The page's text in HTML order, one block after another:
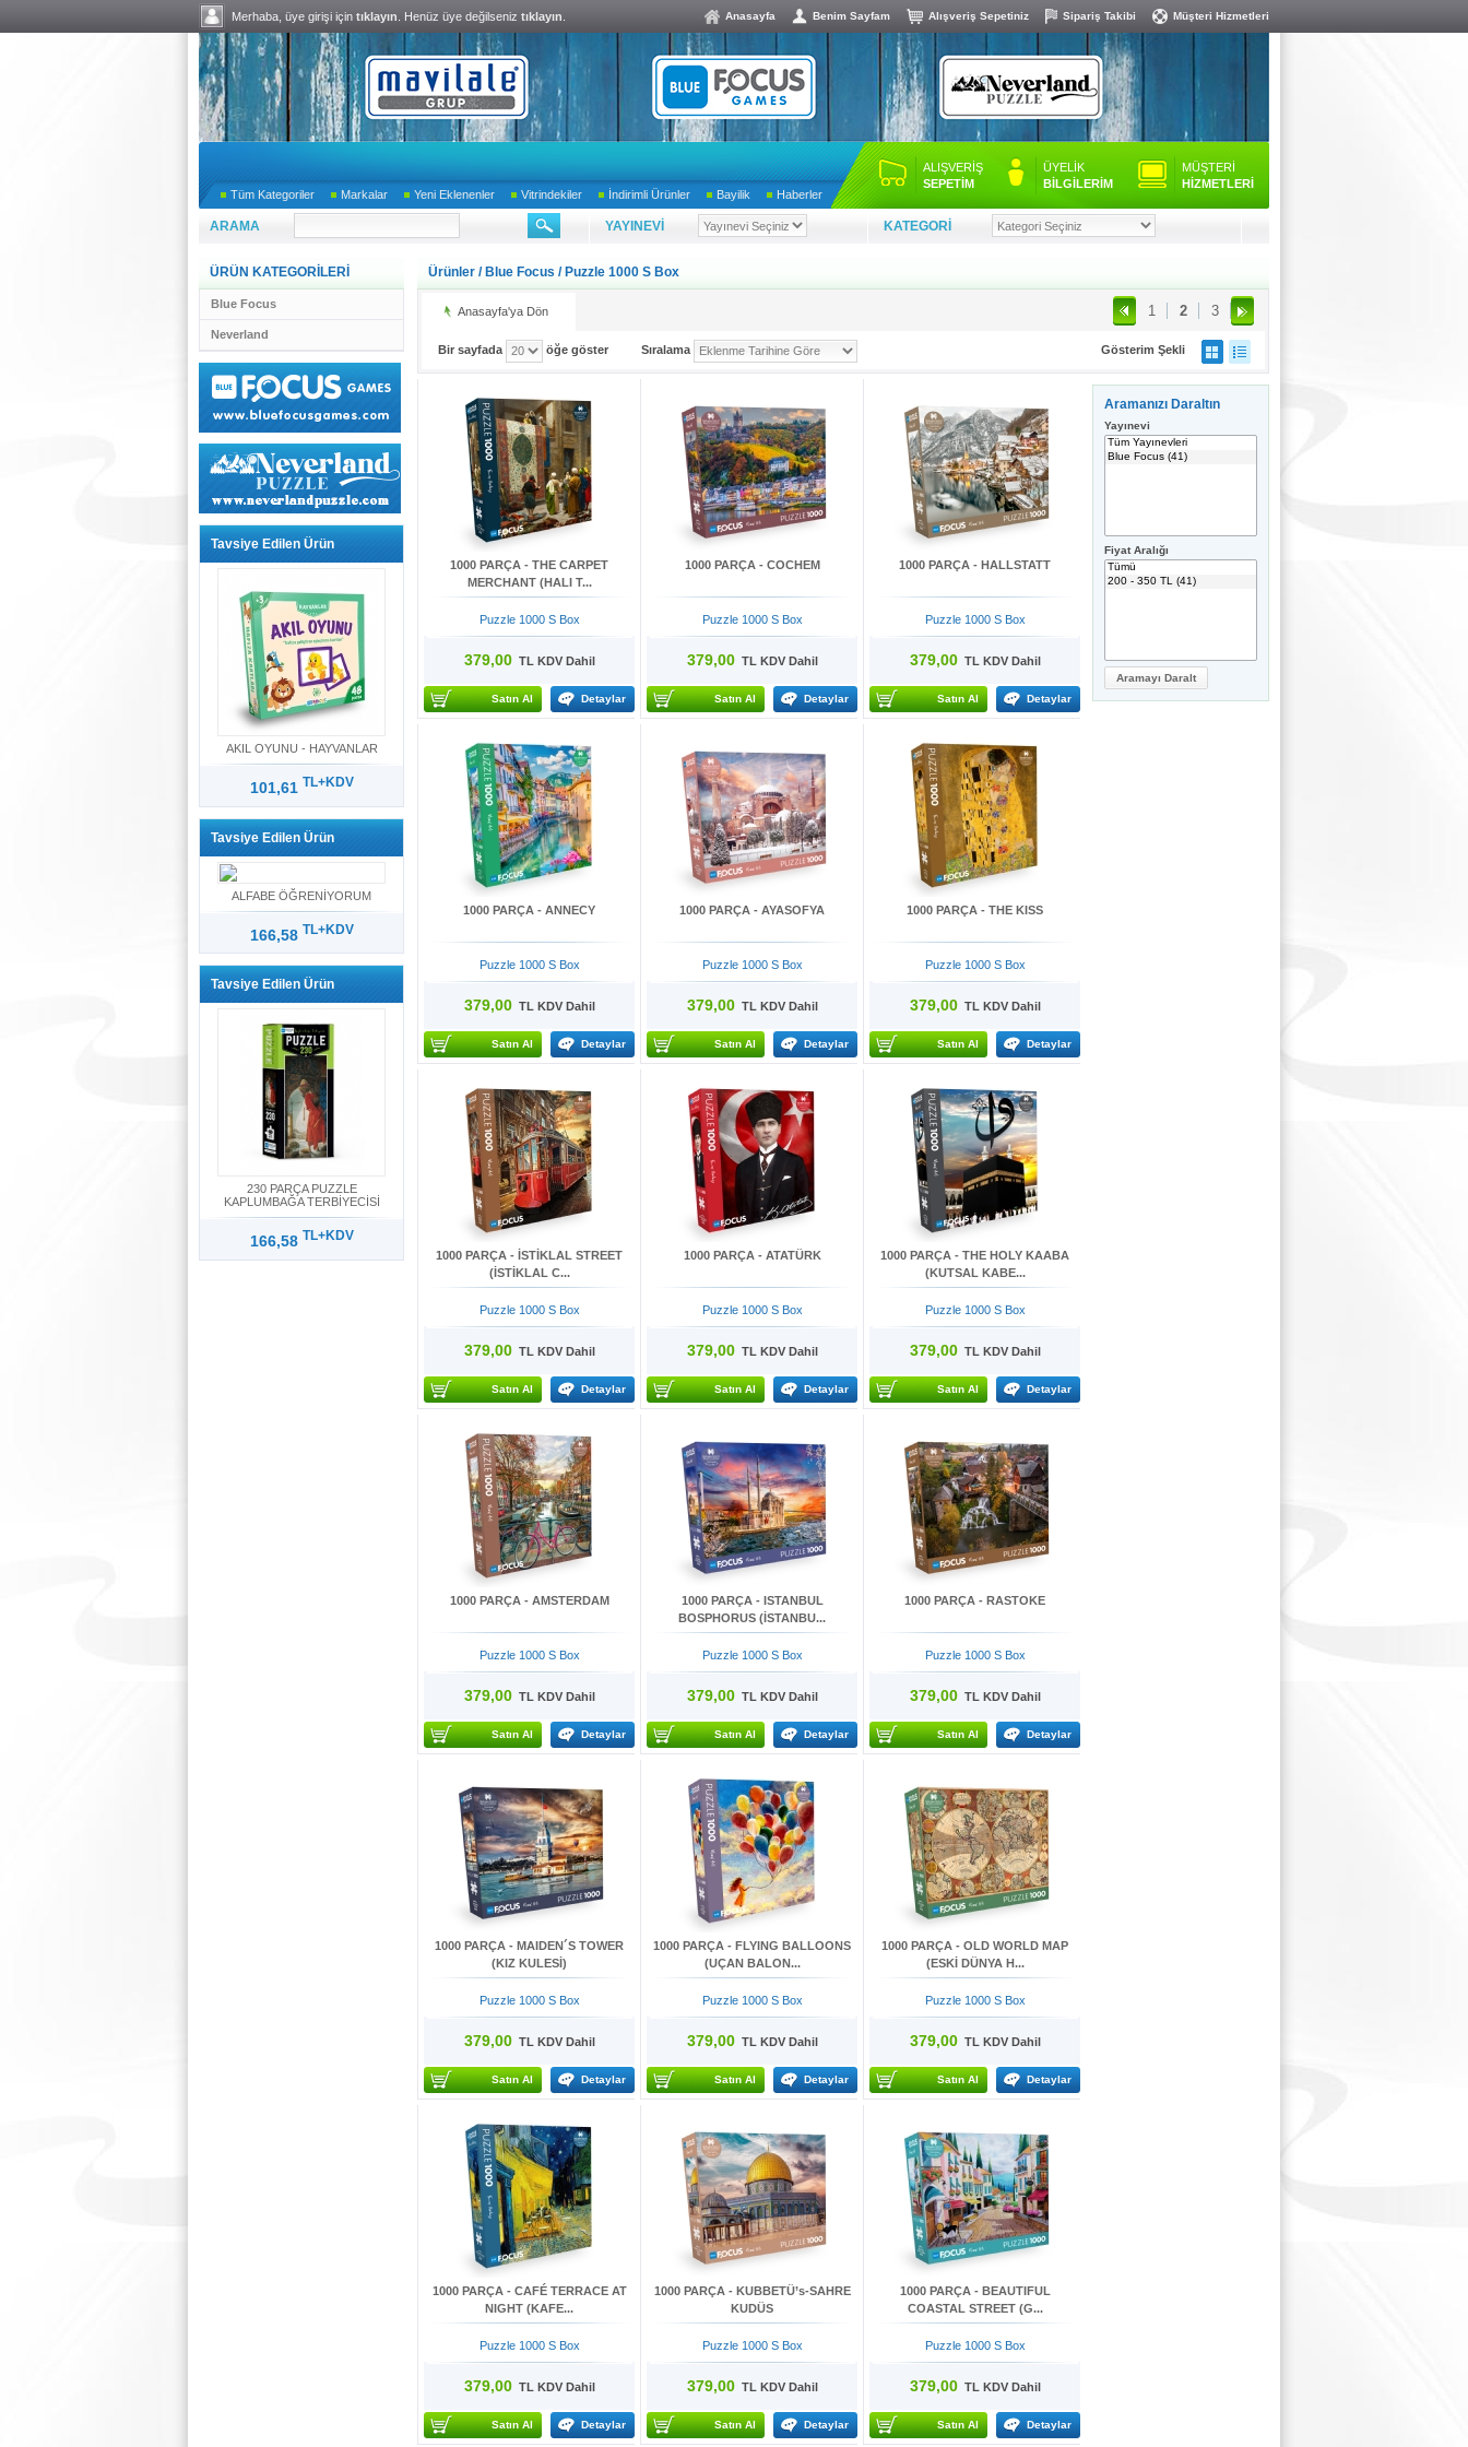
Merhaba, üye girişi için tıklayın . Henüz üye değilseniz tıklayın Müşteri Hizmetleri
Sipariş Takibi
Alışveriş Sepetiniz
Benim Sayfam
Anasayfa
Tüm Kategoriler Markalar Yeni Eklenenler Vitrindekiler İndirimli Ürünler Bayilik Haberler
ALIŞVERİŞ
SEPETİM
ÜYELİK
BİLGİLERİM
MÜŞTERİ
HİZMETLERİ
ARAMA YAYINEVİ KATEGORİ
ÜRÜN KATEGORİLERİ
Blue Focus
Neverland
Tavsiye Edilen Ürün
AKIL OYUNU - HAYVANLAR
101,61 TL+KDV
Tavsiye Edilen Ürün
ALFABE ÖĞRENİYORUM
166,58 TL+KDV
Tavsiye Edilen Ürün
230 PARÇA PUZZLE
KAPLUMBAĞA TERBİYECİSİ
166,58 TL+KDV
Ürünler / Blue Focus / Puzzle 1000 S Box
Anasayfa'ya Dön 1 2 3
Bir sayfada öğe göster Sıralama Gösterim Şekli
1000 PARÇA - THE CARPET
MERCHANT (HALI T...
Puzzle 1000 S Box
379,00TL KDV Dahil
Satın Al Detaylar
1000 PARÇA - COCHEM
Puzzle 1000 S Box
379,00TL KDV Dahil
Satın Al Detaylar
1000 PARÇA - HALLSTATT
Puzzle 1000 S Box
379,00TL KDV Dahil
Satın Al Detaylar
1000 PARÇA - ANNECY
Puzzle 1000 S Box
379,00TL KDV Dahil
Satın Al Detaylar
1000 PARÇA - AYASOFYA
Puzzle 1000 S Box
379,00TL KDV Dahil
Satın Al Detaylar
1000 PARÇA - THE KISS
Puzzle 1000 S Box
379,00TL KDV Dahil
Satın Al Detaylar
1000 PARÇA - İSTİKLAL STREET
(İSTİKLAL C...
Puzzle 1000 S Box
379,00TL KDV Dahil
Satın Al Detaylar
1000 PARÇA - ATATÜRK
Puzzle 1000 S Box
379,00TL KDV Dahil
Satın Al Detaylar
1000 PARÇA - THE HOLY KAABA
(KUTSAL KABE...
Puzzle 1000 S Box
379,00TL KDV Dahil
Satın Al Detaylar
1000 PARÇA - AMSTERDAM
Puzzle 1000 S Box
379,00TL KDV Dahil
Satın Al Detaylar
1000 PARÇA - ISTANBUL
BOSPHORUS (İSTANBU...
Puzzle 1000 S Box
379,00TL KDV Dahil
Satın Al Detaylar
1000 PARÇA - RASTOKE
Puzzle 1000 S Box
379,00TL KDV Dahil
Satın Al Detaylar
1000 PARÇA - MAIDEN´S TOWER
(KIZ KULESİ)
Puzzle 1000 S Box
379,00TL KDV Dahil
Satın Al Detaylar
1000 PARÇA - FLYING BALLOONS
(UÇAN BALON...
Puzzle 1000 S Box
379,00TL KDV Dahil
Satın Al Detaylar
1000 PARÇA - OLD WORLD MAP
(ESKİ DÜNYA H...
Puzzle 1000 S Box
379,00TL KDV Dahil
Satın Al Detaylar
1000 PARÇA - CAFÉ TERRACE AT
NIGHT (KAFE...
Puzzle 1000 S Box
379,00TL KDV Dahil
Satın Al Detaylar
1000 PARÇA - KUBBETÜ’s-SAHRE
KUDÜS
Puzzle 1000 S Box
379,00TL KDV Dahil
Satın Al Detaylar
1000 PARÇA - BEAUTIFUL
COASTAL STREET (G...
Puzzle 1000 S Box
379,00TL KDV Dahil
Satın Al Detaylar
Aramanızı Daraltın
Yayınevi
Fiyat Aralığı